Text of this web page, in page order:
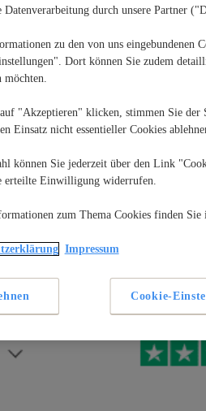
Datenverarbeitung durch unsere Partner
zu den von uns eingebundenen
Dort können Sie zudem
möchten.
"Akzeptieren" klicken, stimmen Sie der
Einsatz nicht essentieller Cookies
können Sie jederzeit über den Link
erteilte Einwilligung widerrufen.
zum Thema Cookies finden Sie
Impressum
Cookie-